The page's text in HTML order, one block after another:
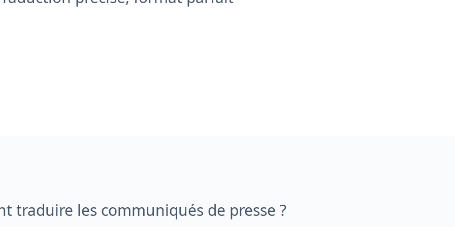
traduire les communiqués de presse ?